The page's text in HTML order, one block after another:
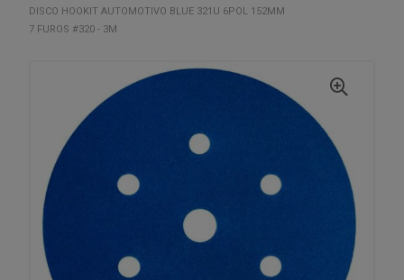
DISCO HOOKIT AUTOMOTIVO BLUE 321U 6POL 152MM
7 FUROS #320 - 3M